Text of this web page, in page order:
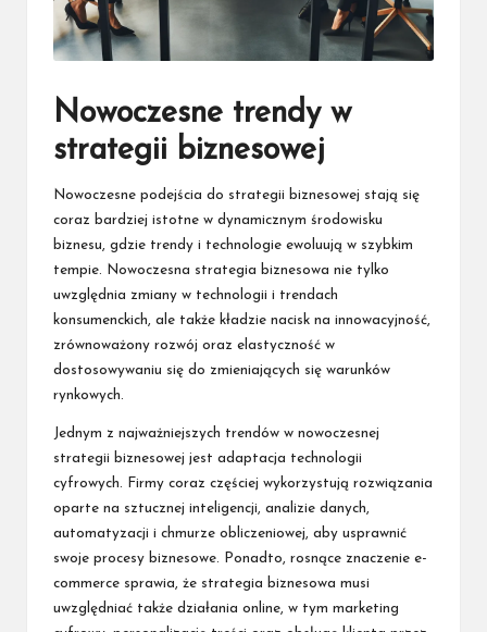
Nowoczesne trendy w
strategii biznesowej
Nowoczesne podejścia do strategii biznesowej stają się
coraz bardziej istotne w dynamicznym środowisku
biznesu, gdzie trendy i technologie ewoluują w szybkim
tempie. Nowoczesna strategia biznesowa nie tylko
uwzględnia zmiany w technologii i trendach
konsumenckich, ale także kładzie nacisk na innowacyjność,
zrównoważony rozwój oraz elastyczność w
dostosowywaniu się do zmieniających się warunków
rynkowych.
Jednym z najważniejszych trendów w nowoczesnej
strategii biznesowej jest adaptacja technologii
cyfrowych. Firmy coraz częściej wykorzystują rozwiązania
oparte na sztucznej inteligencji, analizie danych,
automatyzacji i chmurze obliczeniowej, aby usprawnić
swoje procesy biznesowe. Ponadto, rosnące znaczenie e-
commerce sprawia, że strategia biznesowa musi
uwzględniać także działania online, w tym marketing